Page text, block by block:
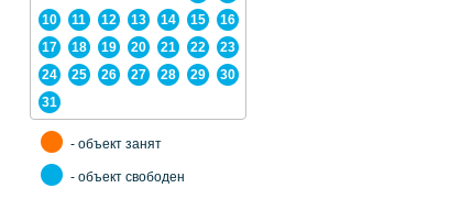
10
11 12 13 14 15
16
17
18 19 20 21 22
23
24
25 26 27 28 29
30
31
- объект занят
- объект свободен